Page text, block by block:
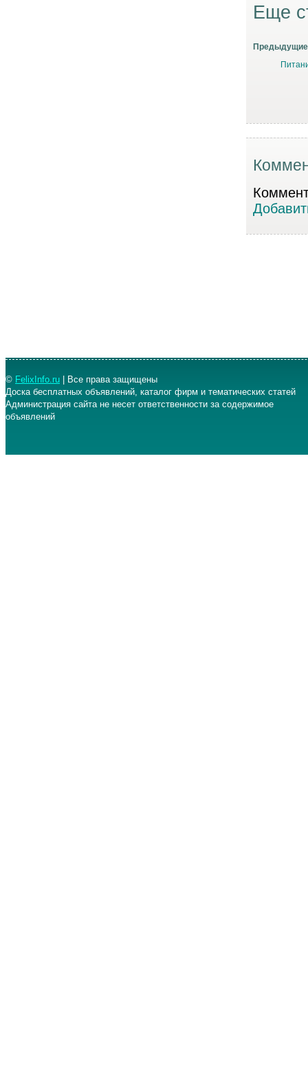
Еще
Предыдущие
© FelixInfo.ru | Все права защищены
Доска бесплатных объявлений, каталог фирм и тематических статей
Администрация сайта не несет ответственности за содержимое
объявлений